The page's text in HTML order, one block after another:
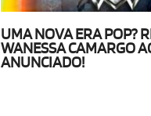
UMA NOVA ERA POP?
WANESSA CAMARGO
ANUNCIADO!